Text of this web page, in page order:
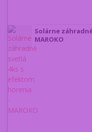
Solárne
MAROKO